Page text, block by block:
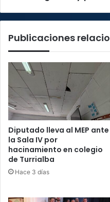
Publicaciones
Diputado lleva al MEP ante
la Sala IV por
hacinamiento en colegio
de Turrialba
Hace 3 días